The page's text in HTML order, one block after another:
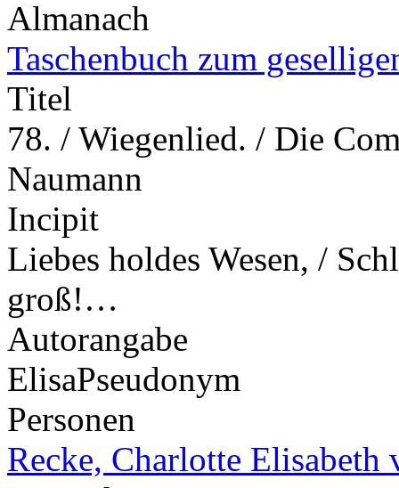
Almanach
Taschenbuch zum
Titel
78. / Wiegenlied. / Die
Naumann
Incipit
Liebes holdes Wesen, /
groß!…
Autorangabe
ElisaPseudonym
Personen
Recke, Charlotte Elisabeth